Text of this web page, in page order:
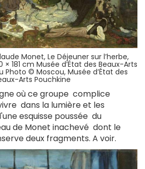
Monet, Le Déjeuner sur l’herbe,
× 181 cm Musée d’État des Beaux-Arts
Photo © Moscou, Musée d’État des
Arts Pouchkine
où ce groupe complice
dans la lumière et les
esquisse poussée du
de Monet inachevé dont le
deux fragments. A voir.